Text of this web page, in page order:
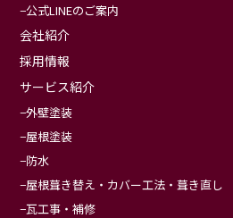
公式LINEのご案内
会社紹介
採用情報
サービス紹介
外壁塗装
屋根塗装
防水
屋根葺き替え・カバー工法・葺き直し
瓦工事・補修